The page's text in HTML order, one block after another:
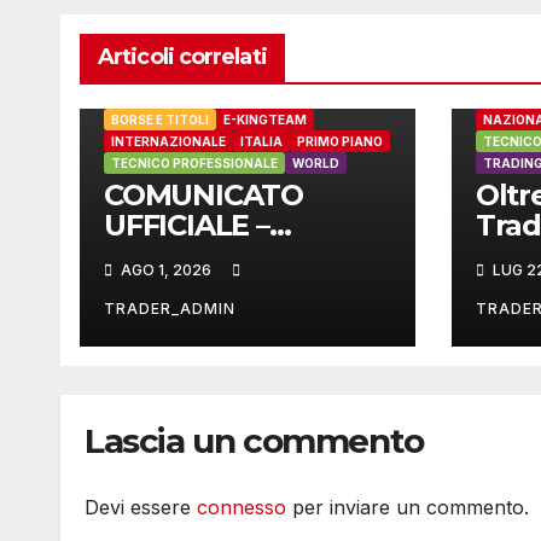
Articoli correlati
BORSE E TITOLI
E-KINGTEAM
INTERNAZIONALE
ITALIA
PRIMO PIANO
TECNICO PROFESSIONALE
WORLD
COMUNICATO
UFFICIALE –
ESCLUSIVA THE
TRADING
AGO 1, 2026
TRADER_ADMIN
PIV
LUG
Lascia un commento
Devi essere connesso per inviare un commento.